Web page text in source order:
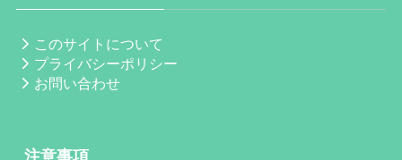
このサイトについて
プライバシーポリシー
お問い合わせ